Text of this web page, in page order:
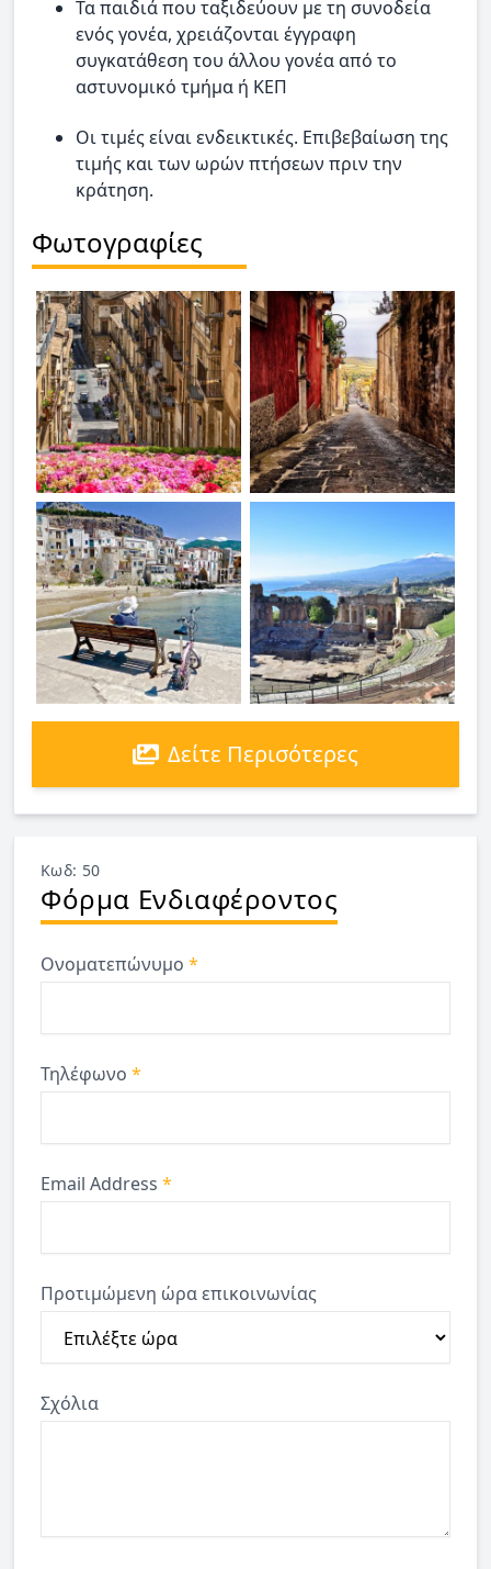
Τα παιδιά που ταξιδεύουν με τη συνοδεία
ενός γονέα, χρειάζονται έγγραφη
συγκατάθεση του άλλου γονέα από το
αστυνομικό τμήμα ή ΚΕΠ
Οι τιμές είναι ενδεικτικές. Επιβεβαίωση της
τιμής και των ωρών πτήσεων πριν την
κράτηση.
Φωτογραφίες
Δείτε Περισότερες
Κωδ: 50
Φόρμα Ενδιαφέροντος
Ονοματεπώνυμο *
Τηλέφωνο *
Email Address *
Προτιμώμενη ώρα επικοινωνίας
Σχόλια